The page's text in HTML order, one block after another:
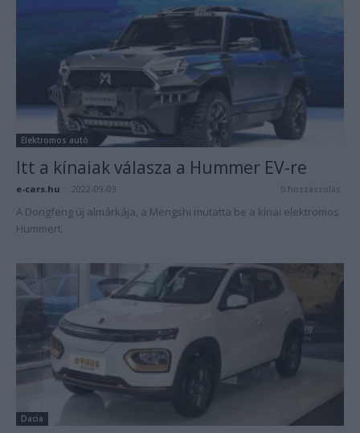
Elektromos autó
Itt a kínaiak válasza a Hummer EV-re
e-cars.hu 2022-09-03 0 hozzászólás
A Dongfeng új almárkája, a Mengshi mutatta be a kínai elektromos
Hummert.
Dacia